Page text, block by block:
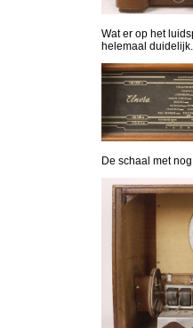
Wat er op het
helemaal duidelijk.
De schaal met